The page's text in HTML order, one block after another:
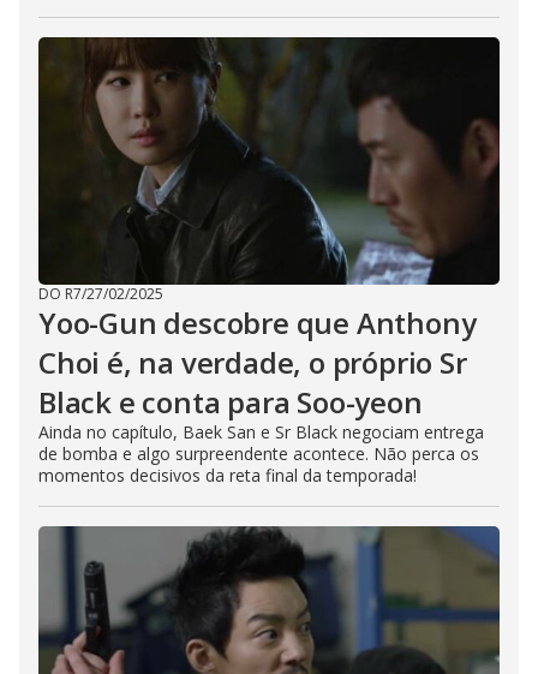
DO R7/27/02/2025
Yoo-Gun descobre que Anthony
Choi é, na verdade, o próprio Sr
Black e conta para Soo-yeon
Ainda no capítulo, Baek San e Sr Black negociam entrega
de bomba e algo surpreendente acontece. Não perca os
momentos decisivos da reta final da temporada!